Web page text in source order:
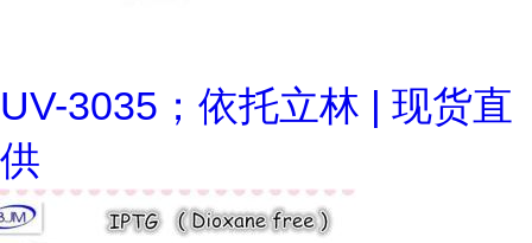
UV-3035；依托立林 | 现货直
供